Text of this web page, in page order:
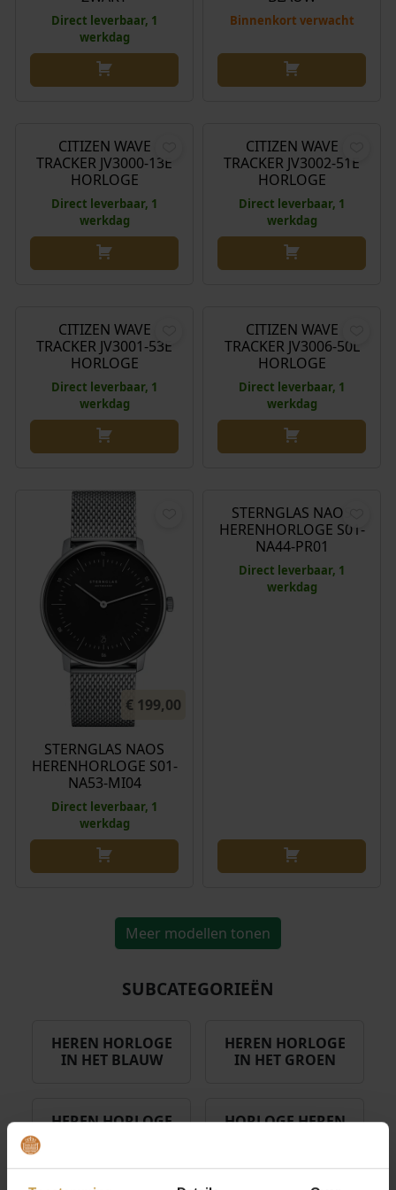
Direct leverbaar, 1
werkdag
Binnenkort verwacht
CITIZEN WAVE
TRACKER JV3000-13E
HORLOGE
Direct leverbaar, 1
werkdag
CITIZEN WAVE
TRACKER JV3002-51E
HORLOGE
Direct leverbaar, 1
werkdag
CITIZEN WAVE
TRACKER JV3001-53E
HORLOGE
Direct leverbaar, 1
werkdag
CITIZEN WAVE
TRACKER JV3006-50L
HORLOGE
Direct leverbaar, 1
werkdag
€ 199,00
STERNGLAS NAOS
HERENHORLOGE S01-
NA53-MI04
Direct leverbaar, 1
werkdag
STERNGLAS NAOS
HERENHORLOGE S01-
NA44-PR01
Direct leverbaar, 1
werkdag
Meer modellen tonen
SUBCATEGORIEËN
HEREN HORLOGE
IN HET BLAUW
HEREN HORLOGE
IN HET GROEN
HEREN HORLOGE
HORLOGE HEREN